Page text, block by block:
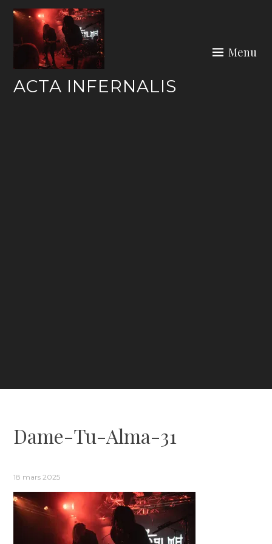
Skip
content
ACTA INFERNALIS
Menu
Dame-Tu-Alma-31
18 mars 2025